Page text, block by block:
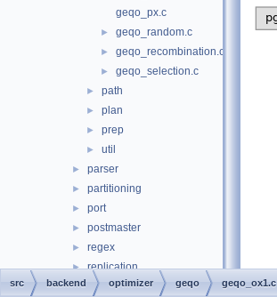
geqo_px.c
► geqo_random.c
► geqo_recombination.c
► geqo_selection.c
► path
► plan
► prep
► util
► parser
► partitioning
► port
► postmaster
► regex
► replication
► rewrite
src backend optimizer geqo geqo_ox1.c